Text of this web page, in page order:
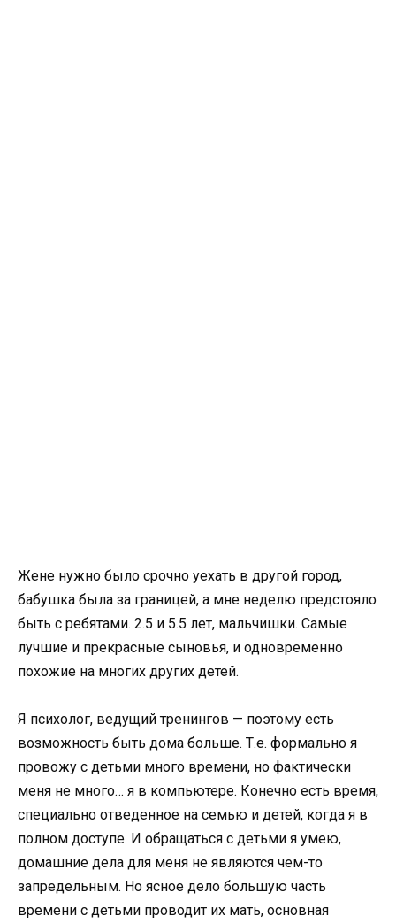
Жене нужно было срочно уехать в другой город,
бабушка была за границей, а мне неделю предстояло
быть с ребятами. 2.5 и 5.5 лет, мальчишки. Самые
лучшие и прекрасные сыновья, и одновременно
похожие на многих других детей.
Я психолог, ведущий тренингов — поэтому есть
возможность быть дома больше. Т.е. формально я
провожу с детьми много времени, но фактически
меня не много… я в компьютере. Конечно есть время,
специально отведенное на семью и детей, когда я в
полном доступе. И обращаться с детьми я умею,
домашние дела для меня не являются чем-то
запредельным. Но ясное дело большую часть
времени с детьми проводит их мать, основная